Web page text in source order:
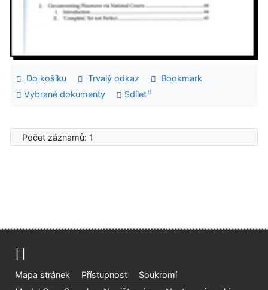
Do košíku Trvalý odkaz
Bookmark
Vybrané dokumenty
Sdílet
Počet záznamů: 1
Mapa stránek Přístupnost
Soukromí